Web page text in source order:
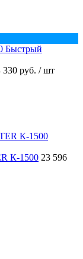
Быстрый
330 руб. / шт
К-1500 23 596